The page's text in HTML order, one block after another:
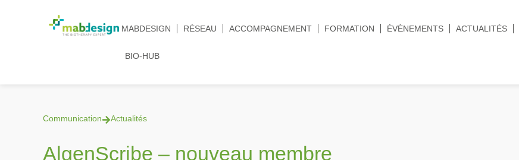
MABDESIGN RÉSEAU ACCOMPAGNEMENT FORMATION ÉVÈNEMENTS ACTUALITÉS
BIO-HUB
Communication Actualités
AlgenScribe – nouveau membre